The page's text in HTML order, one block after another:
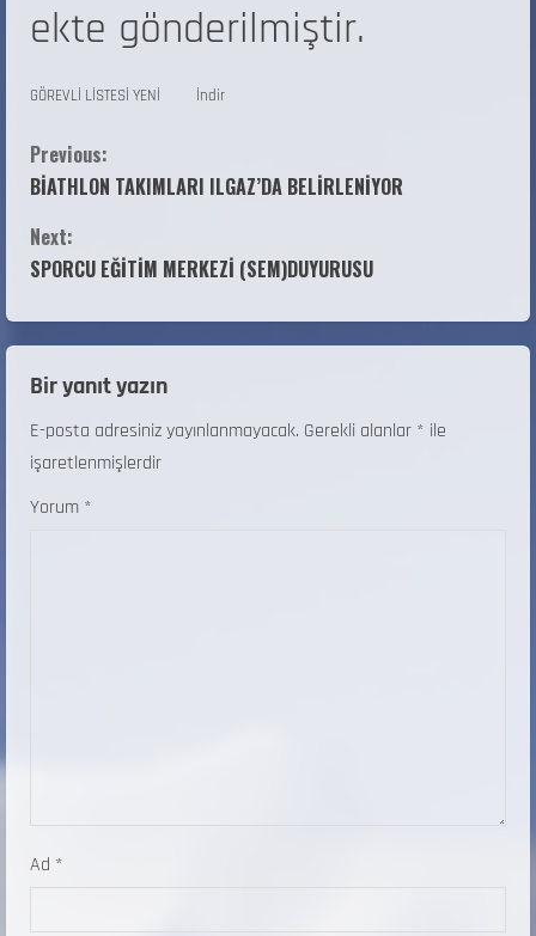
ekte gönderilmiştir.
GÖREVLİ LİSTESİ YENİ İndir
Previous:
BİATHLON TAKIMLARI ILGAZ’DA BELİRLENİYOR
Next:
SPORCU EĞİTİM MERKEZİ (SEM)DUYURUSU
Bir yanıt yazın
E-posta adresiniz yayınlanmayacak. Gerekli alanlar * ile
işaretlenmişlerdir
Yorum *
Ad *